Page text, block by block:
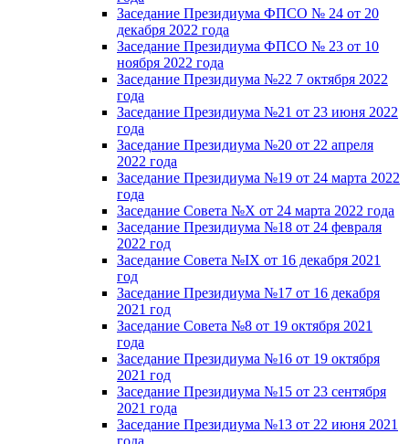
Заседание Президиума ФПСО № 24 от 20
декабря 2022 года
Заседание Президиума ФПСО № 23 от 10
ноября 2022 года
Заседание Президиума №22 7 октября 2022
года
Заседание Президиума №21 от 23 июня 2022
года
Заседание Президиума №20 от 22 апреля
2022 года
Заседание Президиума №19 от 24 марта 2022
года
Заседание Совета №X от 24 марта 2022 года
Заседание Президиума №18 от 24 февраля
2022 год
Заседание Совета №IX от 16 декабря 2021
год
Заседание Президиума №17 от 16 декабря
2021 год
Заседание Совета №8 от 19 октября 2021
года
Заседание Президиума №16 от 19 октября
2021 год
Заседание Президиума №15 от 23 сентября
2021 года
Заседание Президиума №13 от 22 июня 2021
года